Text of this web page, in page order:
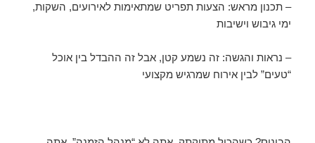
– תכנון מראש: הצעות תפריט שמתאימות לאירועים, השקות,
ימי גיבוש וישיבות
– נראות והגשה: זה נשמע קטן, אבל זה ההבדל בין אוכל
“טעים” לבין אירוח שמרגיש מקצועי